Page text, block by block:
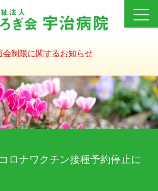
会制限に関するお知らせ
ロナワクチン接種予約停止に